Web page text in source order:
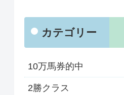
カテゴリー
10万馬券的中
2勝クラス